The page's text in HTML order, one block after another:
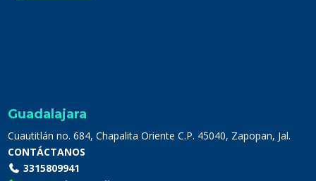
Guadalajara
Cuautitlán no. 684, Chapalita Oriente C.P. 45040, Zapopan, Jal.
CONTÁCTANOS
3315809941